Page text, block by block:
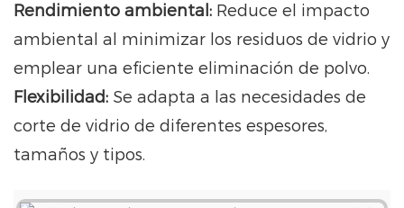
Rendimiento ambiental: Reduce el impacto
ambiental al minimizar los residuos de vidrio y
emplear una eficiente eliminación de polvo.
Flexibilidad: Se adapta a las necesidades de
corte de vidrio de diferentes espesores,
tamaños y tipos.